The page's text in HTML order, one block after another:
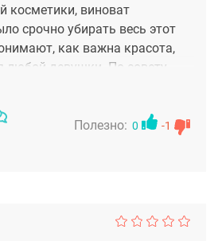
косметики, виноват
срочно убирать весь этот
как важна красота,
любой девушки. По совету
к Марианне Георгиевне. И к
уже все краснющие следы с
Спасибо.
Полезно: 0 -1